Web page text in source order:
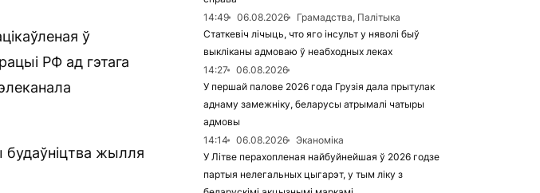
ў
РФ ад гэтага
будаўніцтва жылля
14:49
06.08.2026
Грамадства, Палітыка
Статкевіч лічыць, что яго інсульт у няволі быў
выкліканы адмоваю ў неабходных леках
14:27
06.08.2026
У першай палове 2026 года Грузія дала прытулак
аднаму замежніку, беларусы атрымалі чатыры
адмовы
14:14
06.08.2026
Эканоміка
У Літве перахопленая найбуйнейшая ў 2026 годзе
партыя нелегальных цыгарэт, у тым ліку з